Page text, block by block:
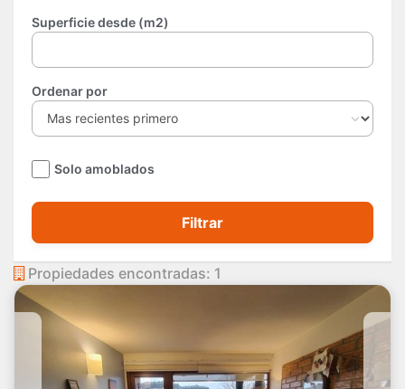
Superficie desde (m2)
Ordenar por
Solo amoblados
Filtrar
Propiedades encontradas: 1